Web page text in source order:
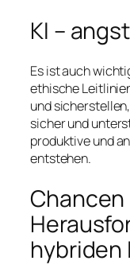
KI –
Es ist auch
ethische
und
sicher und
produktive und
entstehen.
Chancen
hybriden